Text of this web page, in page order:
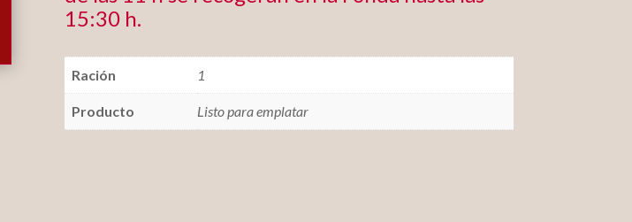
15:30 h.
Ración 1
Producto Listo para emplatar